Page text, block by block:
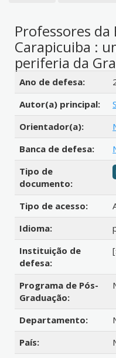
Professores da
Carapicuiba :
periferia da
Detalhes bibliográficos
Ano de defesa:
Autor(a) principal:
Orientador(a):
Banca de defesa:
Tipo de
documento:
Tipo de acesso:
Idioma:
Instituição de
defesa:
Programa de Pós-
Graduação:
Departamento:
País: